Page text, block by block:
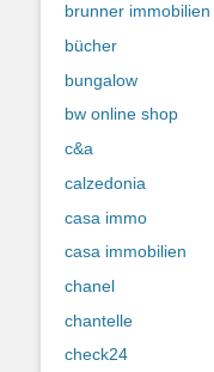
brunner immobilien
bücher
bungalow
bw online shop
c&a
calzedonia
casa immo
casa immobilien
chanel
chantelle
check24